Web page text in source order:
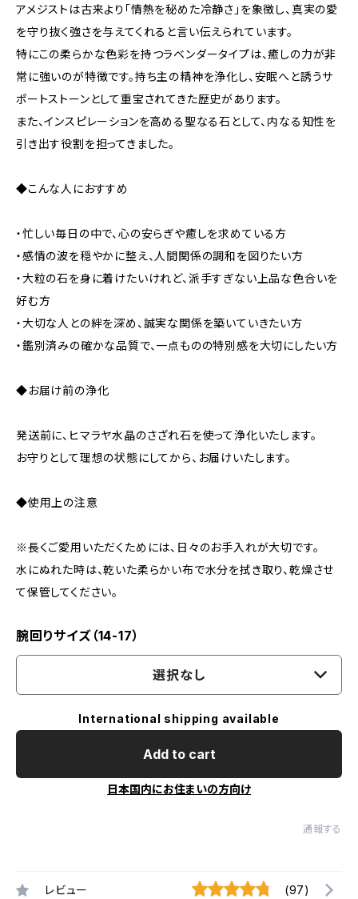
アメジストは古来より「情熱を秘めた冷静さ」を象徴し、真実の愛
を守り抜く強さを与えてくれると言い伝えられています。
特にこの柔らかな色彩を持つラベンダータイプは、癒しの力が非
常に強いのが特徴です。持ち主の精神を浄化し、安眠へと誘うサ
ポートストーンとして重宝されてきた歴史があります。
また、インスピレーションを高める聖なる石として、内なる知性を
引き出す役割を担ってきました。
◆こんな人におすすめ
・忙しい毎日の中で、心の安らぎや癒しを求めている方
・感情の波を穏やかに整え、人間関係の調和を図りたい方
・大粒の石を身に着けたいけれど、派手すぎない上品な色合いを
好む方
・大切な人との絆を深め、誠実な関係を築いていきたい方
・鑑別済みの確かな品質で、一点ものの特別感を大切にしたい方
◆お届け前の浄化
発送前に、ヒマラヤ水晶のさざれ石を使って浄化いたします。
お守りとして理想の状態にしてから、お届けいたします。
◆使用上の注意
※長くご愛用いただくためには、日々のお手入れが大切です。
水にぬれた時は、乾いた柔らかい布で水分を拭き取り、乾燥させ
て保管してください。
腕回りサイズ（14-17）
選択なし
International shipping available
Add to cart
日本国内にお住まいの方向け
通報する
レビュー (97)